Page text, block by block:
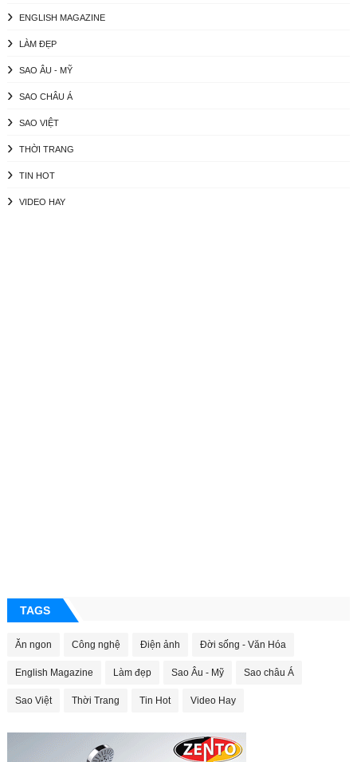
ENGLISH MAGAZINE
LÀM ĐẸP
SAO ÂU - MỸ
SAO CHÂU Á
SAO VIỆT
THỜI TRANG
TIN HOT
VIDEO HAY
TAGS
Ăn ngon Công nghệ Điện ảnh Đời sống - Văn Hóa
English Magazine Làm đẹp Sao Âu - Mỹ Sao châu Á
Sao Việt Thời Trang Tin Hot Video Hay